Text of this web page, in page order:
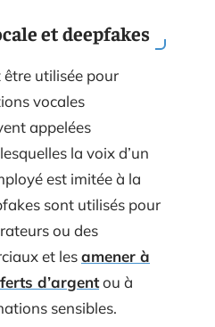
et deepfakes
être utilisée pour
vocales
appelées
la voix d’un
est imitée à la
sont utilisés pour
ou des
et lesamener à
d’argentou à
sensibles.